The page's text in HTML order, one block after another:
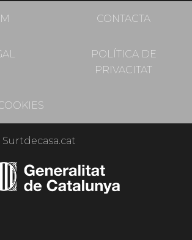
CONTACTA
POLÍTICA DE
PRIVACITAT
Surtdecasa.cat